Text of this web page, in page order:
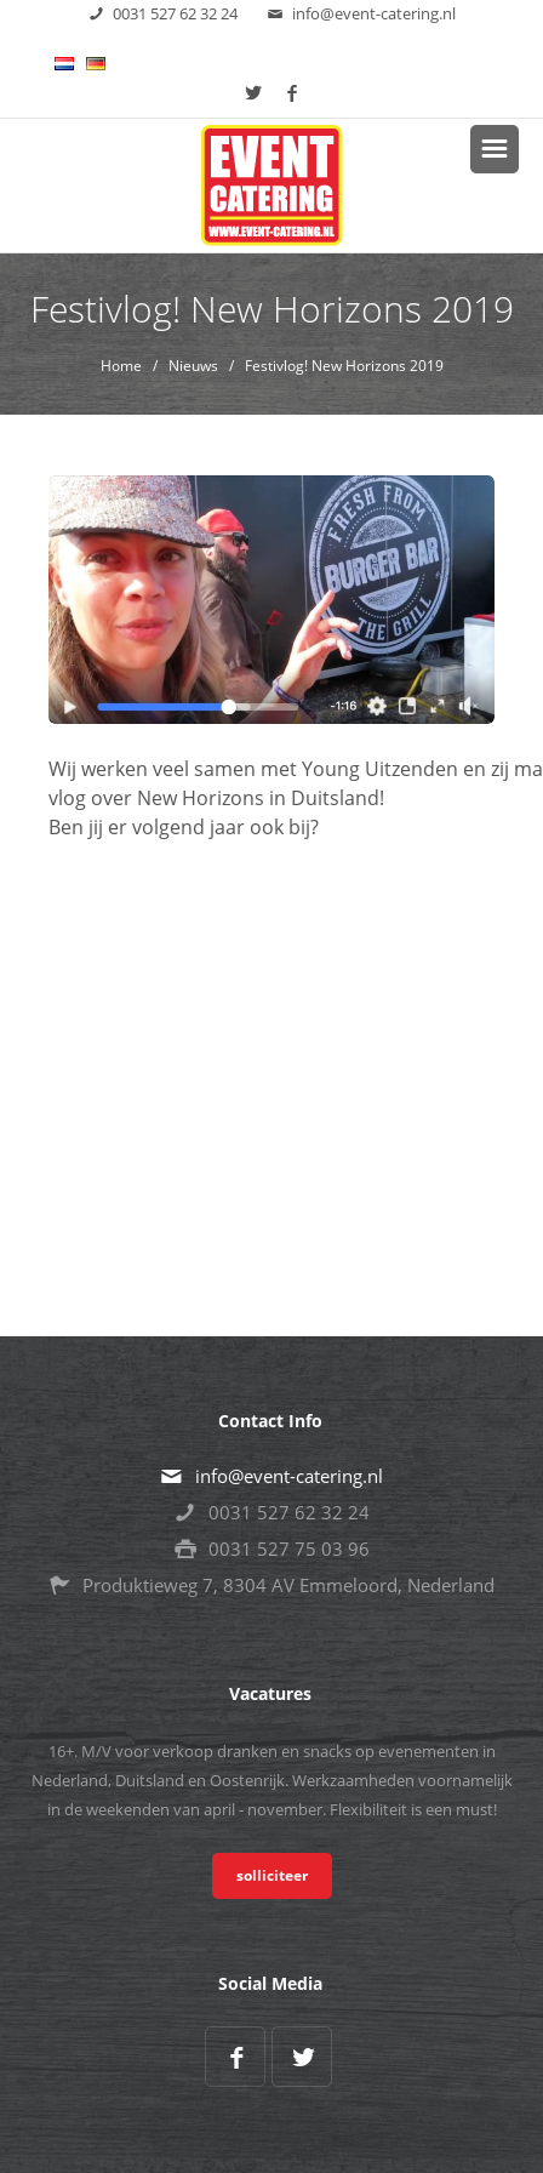
0031 527 62 32 24 info@event-catering.nl
Festivlog! New Horizons 2019
Home/ Nieuws / Festivlog! New Horizons 2019
Wij werken veel samen met Young Uitzenden en zij
vlog over New Horizons in Duitsland!
Ben jij er volgend jaar ook bij?
Contact Info
info@event-catering.nl
0031 527 62 32 24
0031 527 75 03 96
Produktieweg 7, 8304 AV Emmeloord, Nederland
Vacatures
16+. M/V voor verkoop dranken en snacks op evenementen in
Nederland, Duitsland en Oostenrijk. Werkzaamheden voornamelijk
in de weekenden van april - november. Flexibiliteit is een must!
solliciteer
Social Media